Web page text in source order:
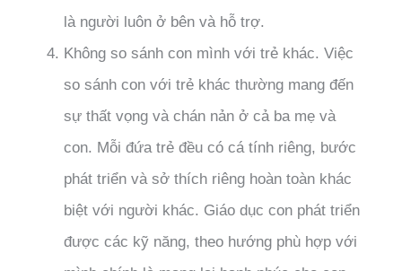
là người luôn ở bên và hỗ trợ.
Không so sánh con mình với trẻ khác. Việc
so sánh con với trẻ khác thường mang đến
sự thất vọng và chán nản ở cả ba mẹ và
con. Mỗi đứa trẻ đều có cá tính riêng, bước
phát triển và sở thích riêng hoàn toàn khác
biệt với người khác. Giáo dục con phát triển
được các kỹ năng, theo hướng phù hợp với